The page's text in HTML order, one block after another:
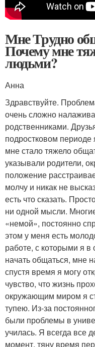
Мне Трудно
Почему мне
людьми?
Анна
Здравствуйте.
очень сложно
родственниками.
подростковом периоде
мне стало тяжело
указывали родители,
положение
молчу и никак не
есть что сказать.
ни одной мысли.
«немой», постоянно
этом у меня есть
работе, с которыми я
начать общаться, мне
спустя время я могу
чувство, что жизнь
окружающим миром я
тупею. Из-за
были проблемы в
училась. Я всегда все
момент, тяну время